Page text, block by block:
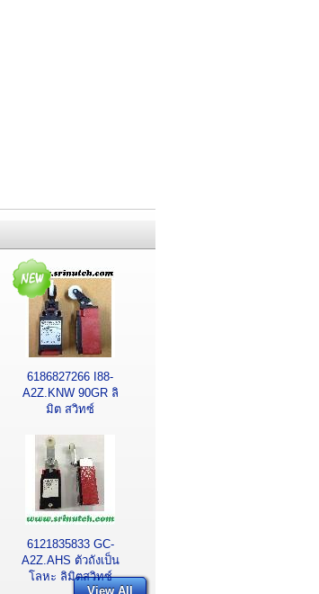
6186827266 I88-
A2Z.KNW 90GR ลิ
มิต สวิทซ์
6121835833 GC-
A2Z.AHS ตัวถังเป็น
โลหะ ลิมิตสวิทซ์
View All